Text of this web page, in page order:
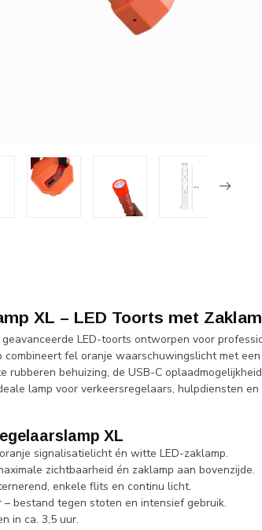
XL – LED Toorts met
LED-toorts ontworpen voor
fel oranje waarschuwingslicht met
rubberen behuizing, de USB-C
lamp voor verkeersregelaars, hulpdiensten
XL
signalisatielicht én witte LED-zaklamp.
zichtbaarheid én zaklamp aan bovenzijde.
enkele flits en continu licht.
– bestand tegen stoten en intensief gebruik.
in ca. 3,5 uur.